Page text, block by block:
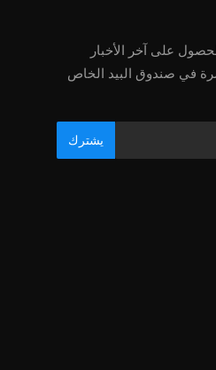
على آخر الأخبار
في صندوق البيد الخاص
يشترك